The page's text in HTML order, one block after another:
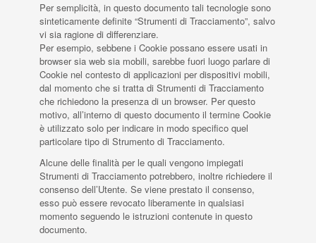
PROGETTI
BRAIN FOOD
Assistenza RMA
WaceboSmartArreda
Downloads
Contatti
Per semplicità, in questo documento tali tecnologie sono
sinteticamente definite “Strumenti di Tracciamento”, salvo
vi sia ragione di differenziare.
Per esempio, sebbene i Cookie possano essere usati in
browser sia web sia mobili, sarebbe fuori luogo parlare di
Cookie nel contesto di applicazioni per dispositivi mobili,
dal momento che si tratta di Strumenti di Tracciamento
che richiedono la presenza di un browser. Per questo
motivo, all’interno di questo documento il termine Cookie
è utilizzato solo per indicare in modo specifico quel
particolare tipo di Strumento di Tracciamento.
Alcune delle finalità per le quali vengono impiegati
Strumenti di Tracciamento potrebbero, inoltre richiedere il
consenso dell’Utente. Se viene prestato il consenso,
esso può essere revocato liberamente in qualsiasi
momento seguendo le istruzioni contenute in questo
documento.